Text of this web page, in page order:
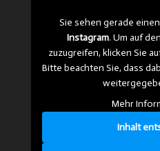
Sie sehen gerade
Instagram. Um auf
zuzugreifen, klicken Sie
Bitte beachten Sie, dass
Mehr
Inhalt